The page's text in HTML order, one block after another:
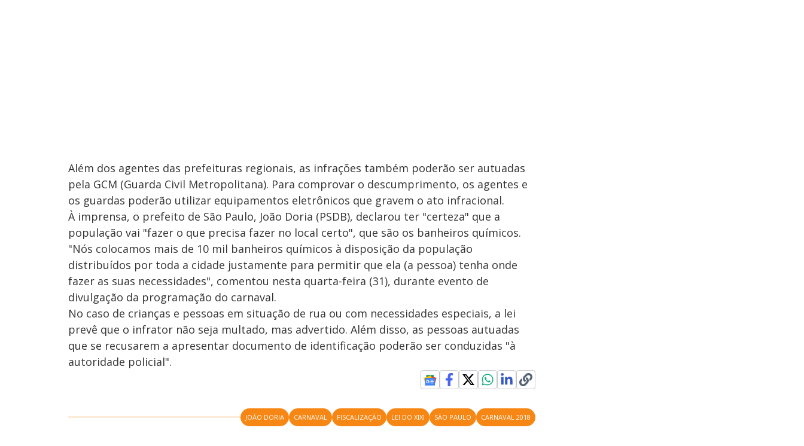
Além dos agentes das prefeituras regionais, as infrações também poderão ser autuadas
pela GCM (Guarda Civil Metropolitana). Para comprovar o descumprimento, os agentes e
os guardas poderão utilizar equipamentos eletrônicos que gravem o ato infracional.
À imprensa, o prefeito de São Paulo, João Doria (PSDB), declarou ter "certeza" que a
população vai "fazer o que precisa fazer no local certo", que são os banheiros químicos.
"Nós colocamos mais de 10 mil banheiros químicos à disposição da população
distribuídos por toda a cidade justamente para permitir que ela (a pessoa) tenha onde
fazer as suas necessidades", comentou nesta quarta-feira (31), durante evento de
divulgação da programação do carnaval.
No caso de crianças e pessoas em situação de rua ou com necessidades especiais, a lei
prevê que o infrator não seja multado, mas advertido. Além disso, as pessoas autuadas
que se recusarem a apresentar documento de identificação poderão ser conduzidas "à
autoridade policial".
JOÃO DORIA CARNAVAL FISCALIZAÇÃO LEI DO XIXI SÃO PAULO CARNAVAL 2018